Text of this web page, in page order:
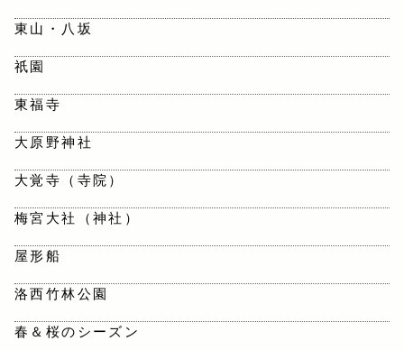
東山・八坂
祇園
東福寺
大原野神社
大覚寺（寺院）
梅宮大社（神社）
屋形船
洛西竹林公園
春＆桜のシーズン